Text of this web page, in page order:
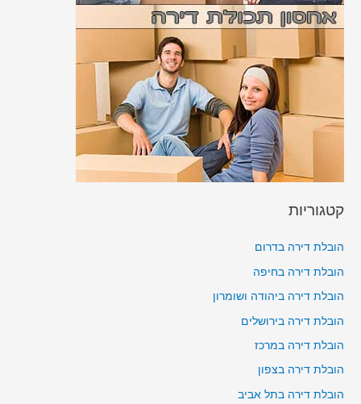
קטגוריות
הובלת דירה בדרום
הובלת דירה בחיפה
הובלת דירה ביהודה ושומרון
הובלת דירה בירושלים
הובלת דירה במרכז
הובלת דירה בצפון
הובלת דירה בתל אביב